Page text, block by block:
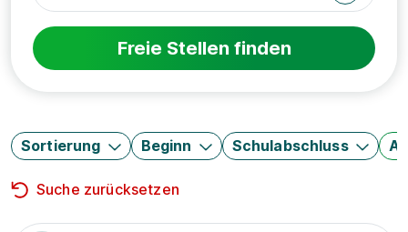
Freie Stellen finden
Sortierung Beginn Schulabschluss
Suche zurücksetzen